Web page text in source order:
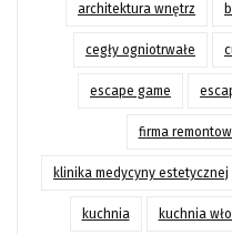
architektura wnętrz
cegły ogniotrwałe
escape game
firma
klinika medycyny estetycznej
kuchnia kuchnia